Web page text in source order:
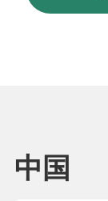
中国